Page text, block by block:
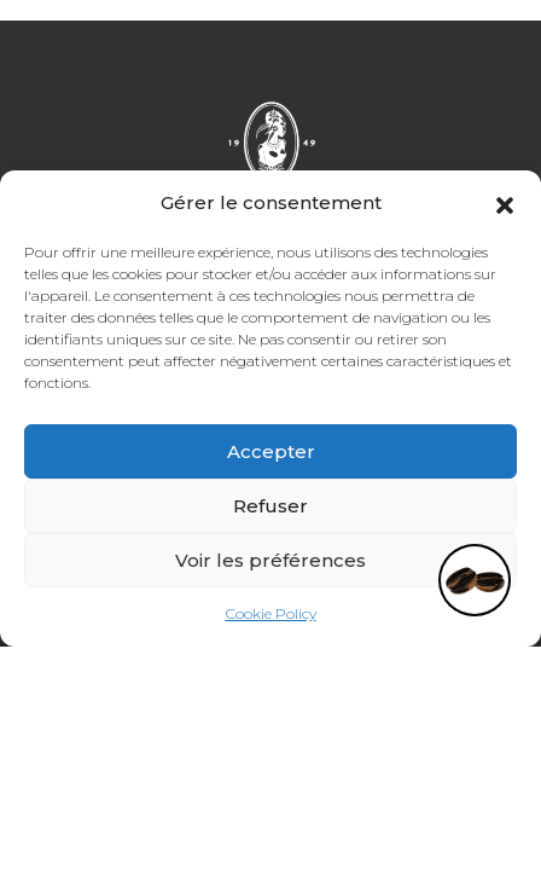
Gérer le consentement
Pour offrir une meilleure expérience, nous utilisons des technologies
telles que les cookies pour stocker et/ou accéder aux informations sur
l'appareil. Le consentement à ces technologies nous permettra de
traiter des données telles que le comportement de navigation ou les
identifiants uniques sur ce site. Ne pas consentir ou retirer son
consentement peut affecter négativement certaines caractéristiques et
fonctions.
Accepter
Refuser
Voir les préférences
Cookie Policy
Facebook
Instagram
TikTok
LinkedIn
Montags bis freitags 7 Uhr bis 19 Uhr
Samstags 7 Uhr bis 19 Uhr
ÖFFNUNGSZEITEN RÖSTEREI
Montags bis freitags
(Freitags bis 16 Uhr 30)